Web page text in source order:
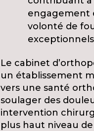
engagement
volonté de
Le cabinet
un établissement
vers une santé
soulager des
intervention
plus haut niveau